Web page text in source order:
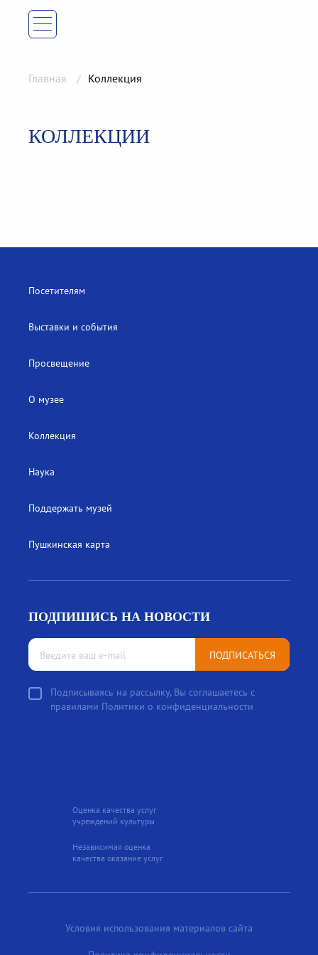
Главная Коллекция
КОЛЛЕКЦИИ
Посетителям
Выставки и события
Просвещение
О музее
Коллекция
Наука
Поддержать музей
Пушкинская карта
ПОДПИШИСЬ НА НОВОСТИ
ПОДПИСАТЬСЯ
Подписываясь на рассылку, Вы соглашаетесь с
правилами Политики о конфиденциальности
Оценка качества услуг
учреждений культуры
Независимая оценка
качества оказание услуг
Условия использования материалов сайта